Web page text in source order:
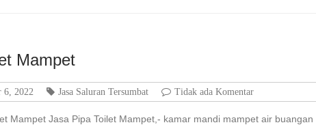
Mampet
6, 2022 Jasa Saluran Tersumbat Tidak ada Komentar
Mampet Jasa Pipa Toilet Mampet,- kamar mandi mampet air buangan